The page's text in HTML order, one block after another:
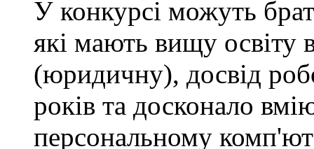
У конкурсі можуть
які мають вищу освіту
(юридичну), досвід
років та досконало
персональному